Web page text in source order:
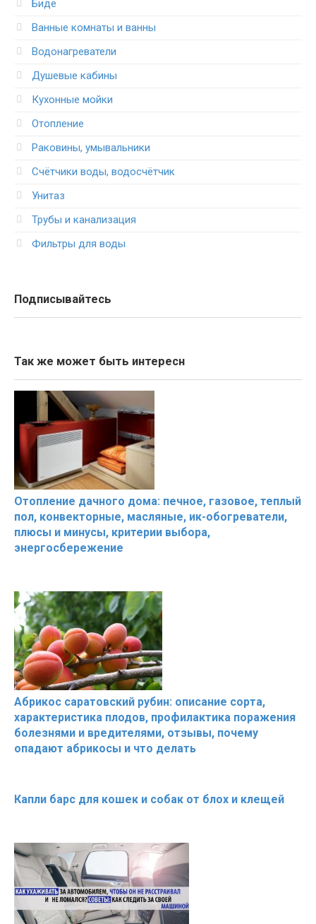
Биде
Ванные комнаты и ванны
Водонагреватели
Душевые кабины
Кухонные мойки
Отопление
Раковины, умывальники
Счётчики воды, водосчётчик
Унитаз
Трубы и канализация
Фильтры для воды
Подписывайтесь
Так же может быть интересн
Отопление дачного дома: печное, газовое, теплый
пол, конвекторные, масляные, ик-обогреватели,
плюсы и минусы, критерии выбора,
энергосбережение
Абрикос саратовский рубин: описание сорта,
характеристика плодов, профилактика поражения
болезнями и вредителями, отзывы, почему
опадают абрикосы и что делать
Капли барс для кошек и собак от блох и клещей